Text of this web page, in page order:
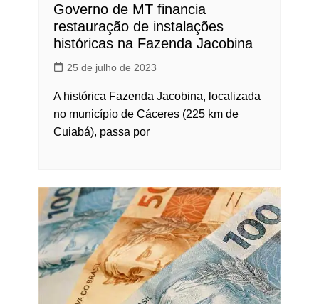
Governo de MT financia
restauração de instalações
históricas na Fazenda Jacobina
25 de julho de 2023
A histórica Fazenda Jacobina, localizada
no município de Cáceres (225 km de
Cuiabá), passa por